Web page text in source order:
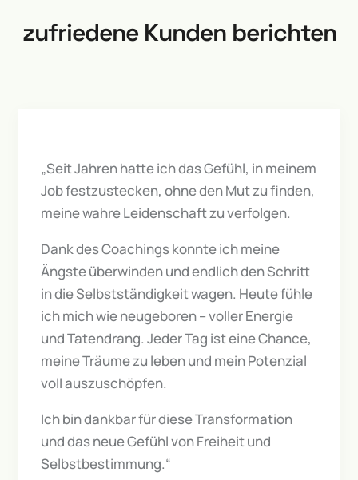
zufriedene Kunden berichten
„Seit Jahren hatte ich das Gefühl, in meinem
Job festzustecken, ohne den Mut zu finden,
meine wahre Leidenschaft zu verfolgen.
Dank des Coachings konnte ich meine
Ängste überwinden und endlich den Schritt
in die Selbstständigkeit wagen. Heute fühle
ich mich wie neugeboren – voller Energie
und Tatendrang. Jeder Tag ist eine Chance,
meine Träume zu leben und mein Potenzial
voll auszuschöpfen.
Ich bin dankbar für diese Transformation
und das neue Gefühl von Freiheit und
Selbstbestimmung.“